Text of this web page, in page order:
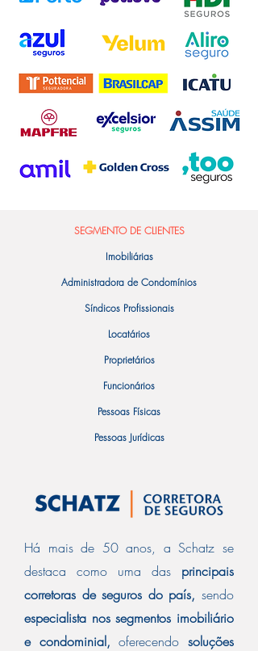
SEGMENTO DE CLIENTES
Imobiliárias
Administradora de Condomínios
Síndicos Profissionais
Locatários
Proprietários
Funcionários
Pessoas Físicas
Pessoas Jurídicas
Há mais de 50 anos, a Schatz se
destaca como uma das principais
corretoras de seguros do país, sendo
especialista nos segmentos imobiliário
e condominial, oferecendosoluções